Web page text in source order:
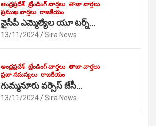
ఆంధ్రప్రదేశ్ ట్రేండింగ్ వార్తలు తాజా వార్తలు
ప్రముఖ వార్తలు రాజకీయం
వైసీపీ ఎమ్మెల్యేల యూ టర్న్…
13/11/2024 Sira News
ఆంధ్రప్రదేశ్ ట్రేండింగ్ వార్తలు తాజా వార్తలు
ప్రజా సమస్యలు రాజకీయం
గుమ్మనూరు వర్సెస్ జేసీ…
13/11/2024 Sira News